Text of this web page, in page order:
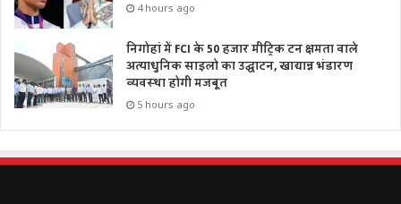
4 hours ago
निगोहां में FCI के 50 हजार मीट्रिक टन क्षमता वाले
अत्याधुनिक साइलो का उद्घाटन, खाद्यान्न भंडारण
व्यवस्था होगी मजबूत
5 hours ago